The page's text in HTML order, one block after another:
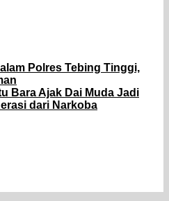
Polres Tebing Tinggi,
Bara Ajak Dai Muda Jadi
dari Narkoba